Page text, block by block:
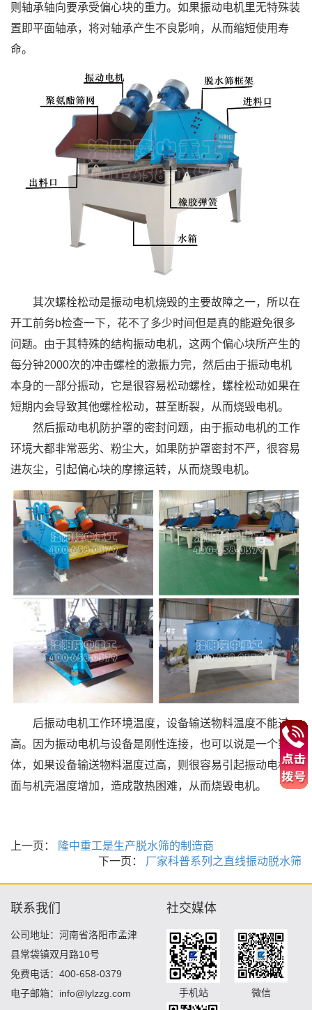
则轴承轴向要承受偏心块的重力。如果振动电机里无特殊装
置即平面轴承，将对轴承产生不良影响，从而缩短使用寿
命。
其次螺栓松动是振动电机烧毁的主要故障之一，所以在
开工前务b检查一下，花不了多少时间但是真的能避免很多
问题。由于其特殊的结构振动电机，这两个偏心块所产生的
每分钟2000次的冲击螺栓的激振力完，然后由于振动电机
本身的一部分振动，它是很容易松动螺栓，螺栓松动如果在
短期内会导致其他螺栓松动，甚至断裂，从而烧毁电机。
然后振动电机防护罩的密封问题，由于振动电机的工作
环境大都非常恶劣、粉尘大，如果防护罩密封不严，很容易
进灰尘，引起偏心块的摩擦运转，从而烧毁电机。
后振动电机工作环境温度，设备输送物料温度不能过
高。因为振动电机与设备是刚性连接，也可以说是一个整
体，如果设备输送物料温度过高，则很容易引起振动电机地
面与机壳温度增加，造成散热困难，从而烧毁电机。
上一页：
隆中重工是生产脱水筛的制造商
下一页：
厂家科普系列之直线振动脱水筛
联系我们
公司地址：河南省洛阳市孟津
县常袋镇双月路10号
免费电话：400-658-0379
电子邮箱：info@lylzzg.com
社交媒体
手机站 微信